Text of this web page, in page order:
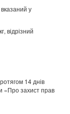
у
відрізний
14 днів
«Про захист прав